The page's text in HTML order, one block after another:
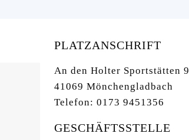
PLATZANSCHRIFT
An den Holter Sportstätten 9
41069 Mönchengladbach
Telefon: 0173 9451356
GESCHÄFTSSTELLE